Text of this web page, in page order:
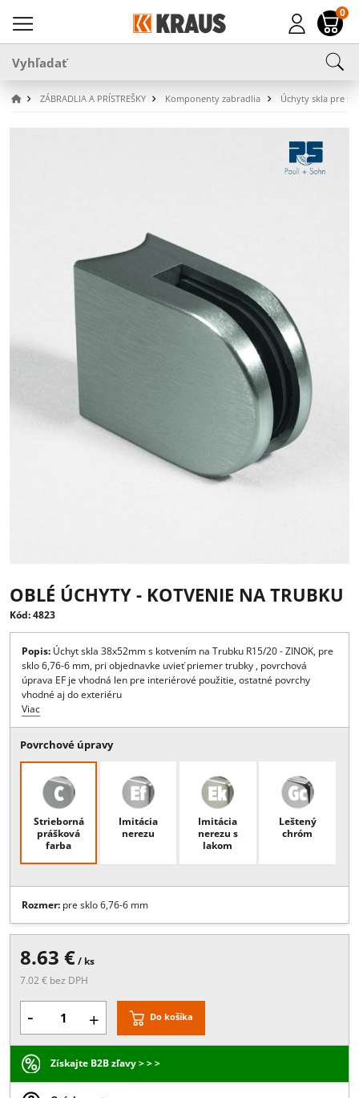
0
ZÁBRADLIA A PRÍSTREŠKY Komponenty zabradlia Úchyty skla pre
OBLÉ ÚCHYTY - KOTVENIE NA
Kód: 4823
Popis:Úchyt skla 38x52mm s kotvením na Trubku R15/20 - ZINOK,
sklo 6,76-6 mm, pri objednavke uvieť priemer trubky , povrchová
úprava EF je vhodná len pre interiérové použitie, ostatné povrchy
Viac
Povrchové úpravy
Strieborná
prášková
farba
Imitácia
nerezu
nerezu s
lakom
chróm
Rozmer:pre sklo 6,76-6 mm
8.63 €/ ks
7.02 € bez DPH